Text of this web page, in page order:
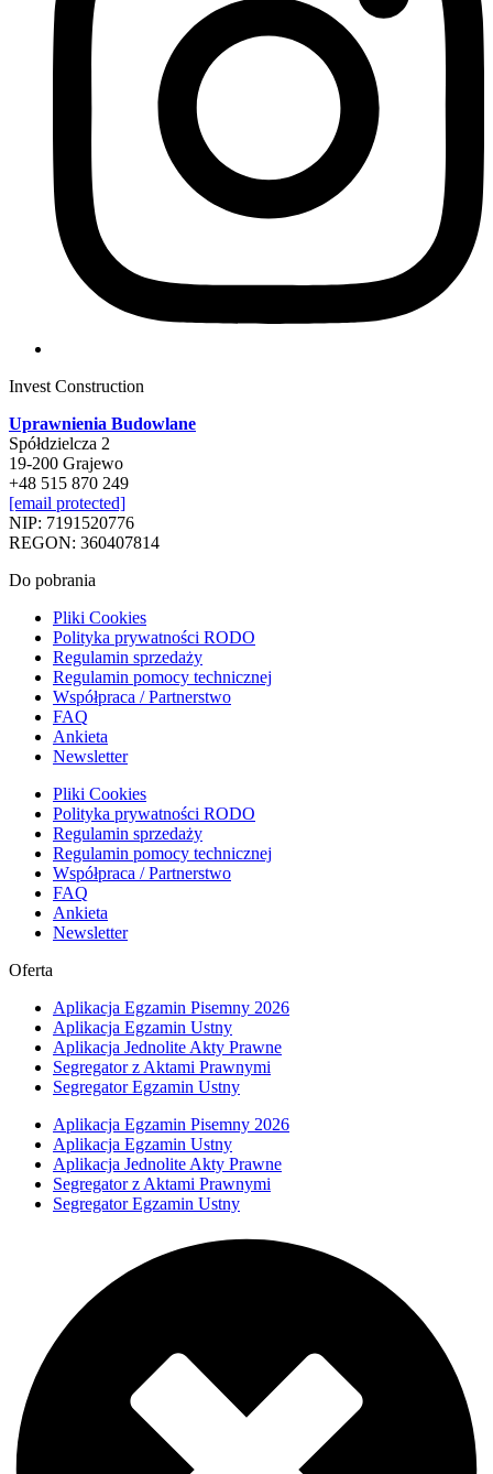
Invest Construction
Uprawnienia Budowlane
Spółdzielcza 2
19-200 Grajewo
+48 515 870 249
[email protected]
NIP: 7191520776
REGON: 360407814
Do pobrania
Pliki Cookies
Polityka prywatności RODO
Regulamin sprzedaży
Regulamin pomocy technicznej
Współpraca / Partnerstwo
FAQ
Ankieta
Newsletter
Pliki Cookies
Polityka prywatności RODO
Regulamin sprzedaży
Regulamin pomocy technicznej
Współpraca / Partnerstwo
FAQ
Ankieta
Newsletter
Oferta
Aplikacja Egzamin Pisemny 2026
Aplikacja Egzamin Ustny
Aplikacja Jednolite Akty Prawne
Segregator z Aktami Prawnymi
Segregator Egzamin Ustny
Aplikacja Egzamin Pisemny 2026
Aplikacja Egzamin Ustny
Aplikacja Jednolite Akty Prawne
Segregator z Aktami Prawnymi
Segregator Egzamin Ustny